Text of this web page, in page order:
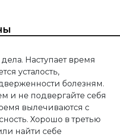
Наступает время
усталость,
болезням.
и не подвергайте себя
вылечиваются с
Хорошо в третью
найти себе